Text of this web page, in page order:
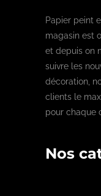
Papier peint
magasin est
et depuis on
suivre les
décoration,
clients le
pour chaque
Nos